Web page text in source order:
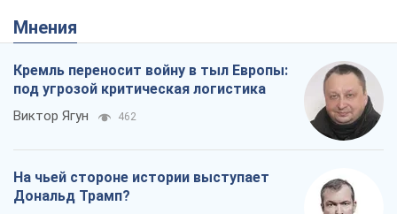
Мнения
Кремль переносит войну в тыл Европы:
под угрозой критическая логистика
Виктор Ягун 462
На чьей стороне истории выступает
Дональд Трамп?